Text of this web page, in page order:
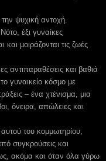
ψυχική αντοχή.
έξι γυναίκες
μοιράζονται τις ζωές
αντιπαραθέσεις και βαθιά
γυναικείο κόσμο με
– ένα χτένισμα, μια
όνειρα, απώλειες και
του κομμωτηρίου,
συγκρούσεις και
ακόμα και όταν όλα γύρω